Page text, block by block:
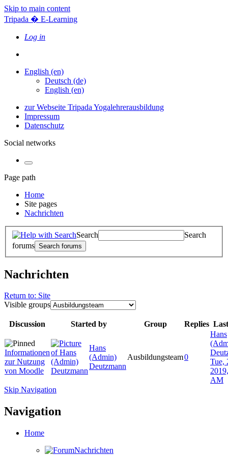
Skip to main content
Tripada � E-Learning
Log in
English ‎(en)‎
Deutsch ‎(de)‎
English ‎(en)‎
zur Webseite Tripada Yogalehrerausbildung
Impressum
Datenschutz
Social networks
Page path
Home
Site pages
Nachrichten
Search
Search
forums
Nachrichten
Return to: Site
Visible groups
Discussion Started by Group Replies
Informationen
zur Nutzung
von Moodle
Hans
(Admin)
Deutzmann
Ausbildungsteam0
Hans
Tue,
AM
Skip Navigation
Navigation
Home
Nachrichten